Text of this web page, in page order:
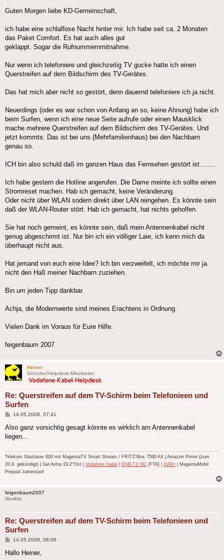
Guten Morgen liebe KD-Gemeinschaft,
ich habe eine schlaflose Nacht hinter mir. Ich habe seit ca. 2 Monaten
das Paket Comfort. Es hat auch alles gut
geklappt. Sogar die Rufnummernmitnahme.
Nur wenn ich telefoniere und gleichzeitig TV gucke hatte ich einen
Querstreifen auf dem Bildschirm des TV-Gerätes.
Das hat mich aber nicht so gestört, denn dauernd telefoniere ich ja nicht.
Neuerdings (oder es war schon von Anfang an so, keine Ahnung) habe ich
beim Surfen, wenn ich eine neue Seite aufrufe oder einen Mausklick
mache mehrere Querstreifen auf dem Bildschirm des TV-Gerätes. Und
jetzt kommts: Das ist bei uns (Mehrfamilienhaus) bei den Nachbarn
genau so.
ICH bin also schuld daß im ganzen Haus das Fernsehen gestört ist........
Ich habe gestern die Hotline angerufen. Die Dame meinte ich sollte einen
Stromreset machen. Hab ich gemacht, keine Veränderung.
Oder nicht über WLAN sodern direkt über LAN reingehen. Es könnte sein
daß der WLAN-Router stört. Hab ich gemacht, hat nichts geholfen.
Sie hat noch gemeint, es könnte sein, daß mein Antennenkabel nicht
genug abgeschirmt ist. Nur bin ich ein völliger Laie, ich kenn mich da
überhaupt nicht aus.
Hat jemand von euch eine Idee? Ich bin verzweifelt, ich möchte mir ja
nicht den Haß meiner Nachbarn zuziehen.
Bin um jeden Tipp dankbar.
Achja, die Modemwerte sind meines Erachtens in Ordnung.
Vielen Dank im Voraus für Eure Hilfe.
feigenbaum 2007
Heiner
Gründer/Helpdesk-Mitarbeiter
Re: Querstreifen auf dem TV-Schirm beim Telefonieen und
Surfen
Beitrag
14.05.2008, 07:41
Also ganz vorsichtig gesagt könnte es wirklich am Antennenkabel
liegen...
Telekom Glasfaser 600 mit MagentaTV Smart Stream / FRITZ!Box 7590 AX | Amazon Prime (zum
20.9. gekündigt) | Sat Astra 19,2°Ost | Vodafone Kabel DVB-T2 HD (FTA) | DAB+ | MagentaMobil
Prepaid Jahrestarif
feigenbaum2007
Newbie
Re: Querstreifen auf dem TV-Schirm beim Telefonieen und
Surfen
Beitrag
14.05.2008, 08:06
Hallo Heiner,